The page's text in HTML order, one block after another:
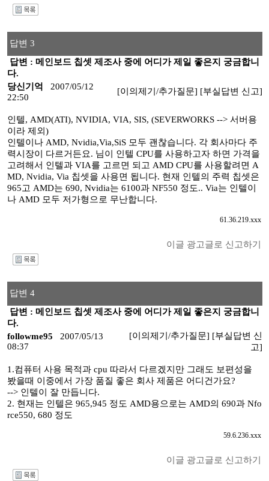
답변 3
답변 : 메인보드 칩셋 제조사 중에 어디가 제일 좋은지 궁금합니
다.
당신기억
2007/05/12
22:50
[이의제기/추가질문] [부실답변 신고]
인텔, AMD(ATI), NVIDIA, VIA, SIS, (SEVERWORKS --> 서버용
이라 제외)
인텔이나 AMD, Nvidia,Via,SiS 모두 괜찮습니다. 각 회사마다 주
력시장이 다르거든요. 님이 인텔 CPU를 사용하고자 하면 가격을
고려해서 인텔과 VIA를 고르면 되고 AMD CPU를 사용할려면 A
MD, Nvidia, Via 칩셋을 사용면 됩니다. 현재 인텔의 주력 칩셋은
965고 AMD는 690, Nvidia는 6100과 NF550 정도.. Via는 인텔이
나 AMD 모두 저가형으로 무난합니다.
61.36.219.xxx
이글 광고글로 신고하기
답변 4
답변 : 메인보드 칩셋 제조사 중에 어디가 제일 좋은지 궁금합니
다.
followme95
2007/05/13
08:37
[이의제기/추가질문] [부실답변 신
고]
1.컴퓨터 사용 목적과 cpu 따라서 다르겠지만 그래도 보편성을
봤을때 이중에서 가장 품질 좋은 회사 제품은 어디건가요?
--> 인텔이 잘 만듭니다.
2. 현재는 인텔은 965,945 정도 AMD용으로는 AMD의 690과 Nfo
rce550, 680 정도
59.6.236.xxx
이글 광고글로 신고하기